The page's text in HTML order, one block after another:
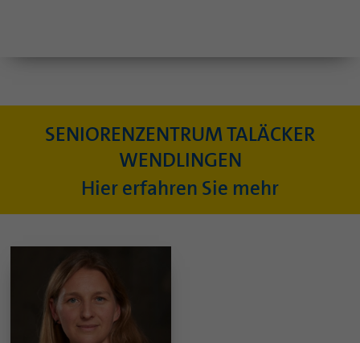
SENIORENZENTRUM TALÄCKER
WENDLINGEN
Hier erfahren Sie mehr